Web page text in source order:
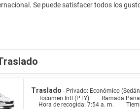
Se puede satisfacer todos los
con los restos de los viejos tiempos. La
la plaza principal de la ciudad. Muchas
del otro.
las Garzas, donde vive el presidente del
Bóvedas, con excelentes vistas de la
Traslado - Privado: Económico
Tocumen Intl (PTY)
Ramada
Hora de recogida: 7:54 a. m.